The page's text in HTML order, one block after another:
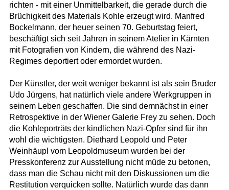
richten - mit einer Unmittelbarkeit, die gerade durch die
Brüchigkeit des Materials Kohle erzeugt wird. Manfred
Bockelmann, der heuer seinen 70. Geburtstag feiert,
beschäftigt sich seit Jahren in seinem Atelier in Kärnten
mit Fotografien von Kindern, die während des Nazi-
Regimes deportiert oder ermordet wurden.
Der Künstler, der weit weniger bekannt ist als sein Bruder
Udo Jürgens, hat natürlich viele andere Werkgruppen in
seinem Leben geschaffen. Die sind demnächst in einer
Retrospektive in der Wiener Galerie Frey zu sehen. Doch
die Kohleporträts der kindlichen Nazi-Opfer sind für ihn
wohl die wichtigsten. Diethard Leopold und Peter
Weinhäupl vom Leopoldmuseum wurden bei der
Presskonferenz zur Ausstellung nicht müde zu betonen,
dass man die Schau nicht mit den Diskussionen um die
Restitution verquicken sollte. Natürlich wurde das dann